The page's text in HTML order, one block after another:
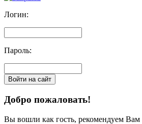
Логин:
Пароль:
Добро пожаловать!
Вы вошли как гость, рекомендуем Вам